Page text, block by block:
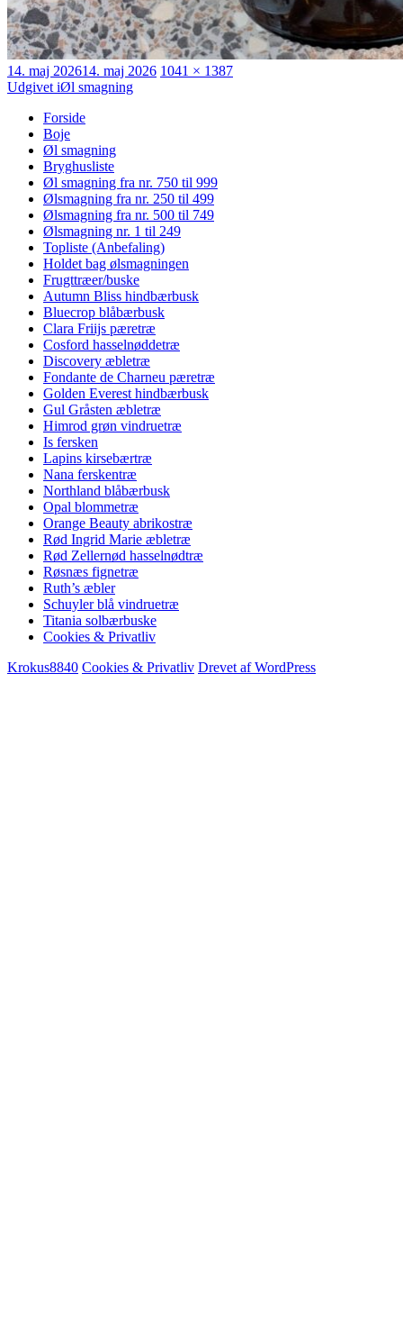
Udgivet
14. maj 202614. maj 2026 Faktisk
1041 × 1387
Indlægsnavigation
Udgivet iØl smagning
Forside
Boje
Øl smagning
Bryghusliste
Øl smagning fra nr. 750 til 999
Ølsmagning fra nr. 250 til 499
Ølsmagning fra nr. 500 til 749
Ølsmagning nr. 1 til 249
Topliste (Anbefaling)
Holdet bag ølsmagningen
Frugttræer/buske
Autumn Bliss hindbærbusk
Bluecrop blåbærbusk
Clara Friijs pæretræ
Cosford hasselnøddetræ
Discovery æbletræ
Fondante de Charneu pæretræ
Golden Everest hindbærbusk
Gul Gråsten æbletræ
Himrod grøn vindruetræ
Is fersken
Lapins kirsebærtræ
Nana ferskentræ
Northland blåbærbusk
Opal blommetræ
Orange Beauty abrikostræ
Rød Ingrid Marie æbletræ
Rød Zellernød hasselnødtræ
Røsnæs fignetræ
Ruth’s æbler
Schuyler blå vindruetræ
Titania solbærbuske
Cookies & Privatliv
Krokus8840 Cookies & Privatliv Drevet af WordPress